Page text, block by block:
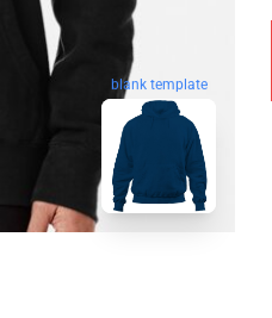
blank template